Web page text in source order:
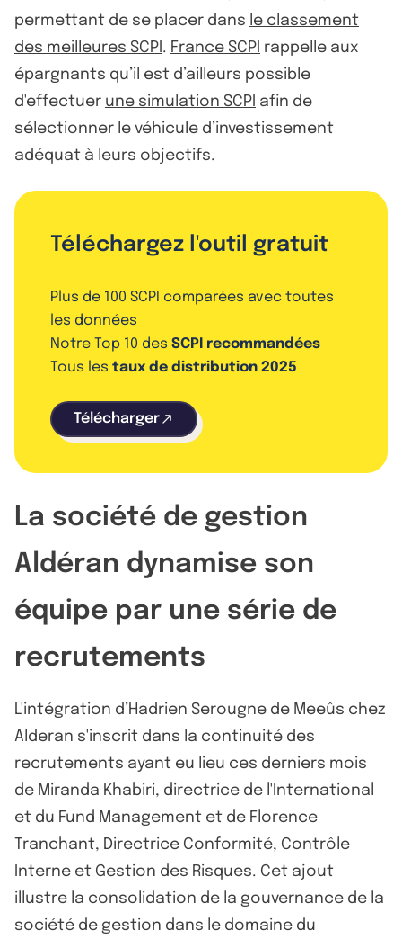
permettant de se placer dans le classement
des meilleures SCPI . France SCPI rappelle aux
épargnants qu’il est d’ailleurs possible
d'effectuer une simulation SCPI afin de
sélectionner le véhicule d’investissement
adéquat à leurs objectifs.
Téléchargez l'outil gratuit
Plus de 100 SCPI comparées avec toutes
les données
Notre Top 10 des SCPI recommandées
Tous les taux de distribution 2025
Télécharger
La société de gestion
Aldéran dynamise son
équipe par une série de
recrutements
L'intégration d’Hadrien Serougne de Meeûs chez
Alderan s'inscrit dans la continuité des
recrutements ayant eu lieu ces derniers mois
de Miranda Khabiri, directrice de l'International
et du Fund Management et de Florence
Tranchant, Directrice Conformité, Contrôle
Interne et Gestion des Risques. Cet ajout
illustre la consolidation de la gouvernance de la
société de gestion dans le domaine du